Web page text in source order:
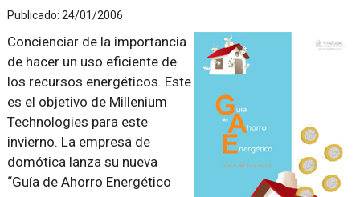
Publicado: 24/01/2006
Concienciar de la importancia
de hacer un uso eficiente de
los recursos energéticos. Este
es el objetivo de Millenium
Technologies para este
invierno. La empresa de
domótica lanza su nueva
“Guía de Ahorro Energético